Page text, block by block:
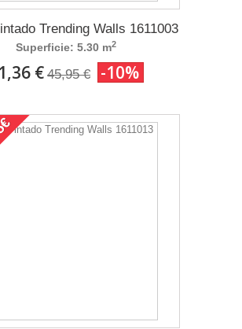
Trending Walls 1611003
Superficie: 5.30 m2
€ 45,95 € -10%